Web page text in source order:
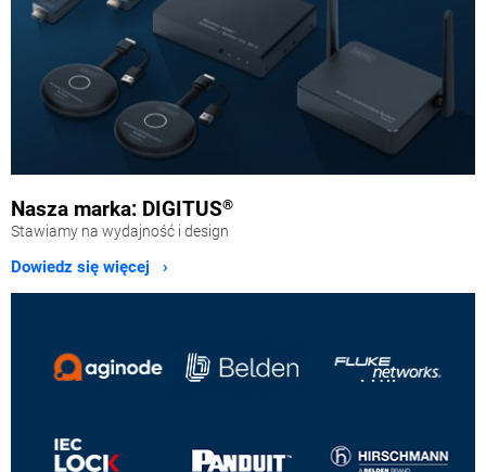
Nasza marka: DIGITUS®
Stawiamy na wydajność i design
Dowiedz się więcej ›